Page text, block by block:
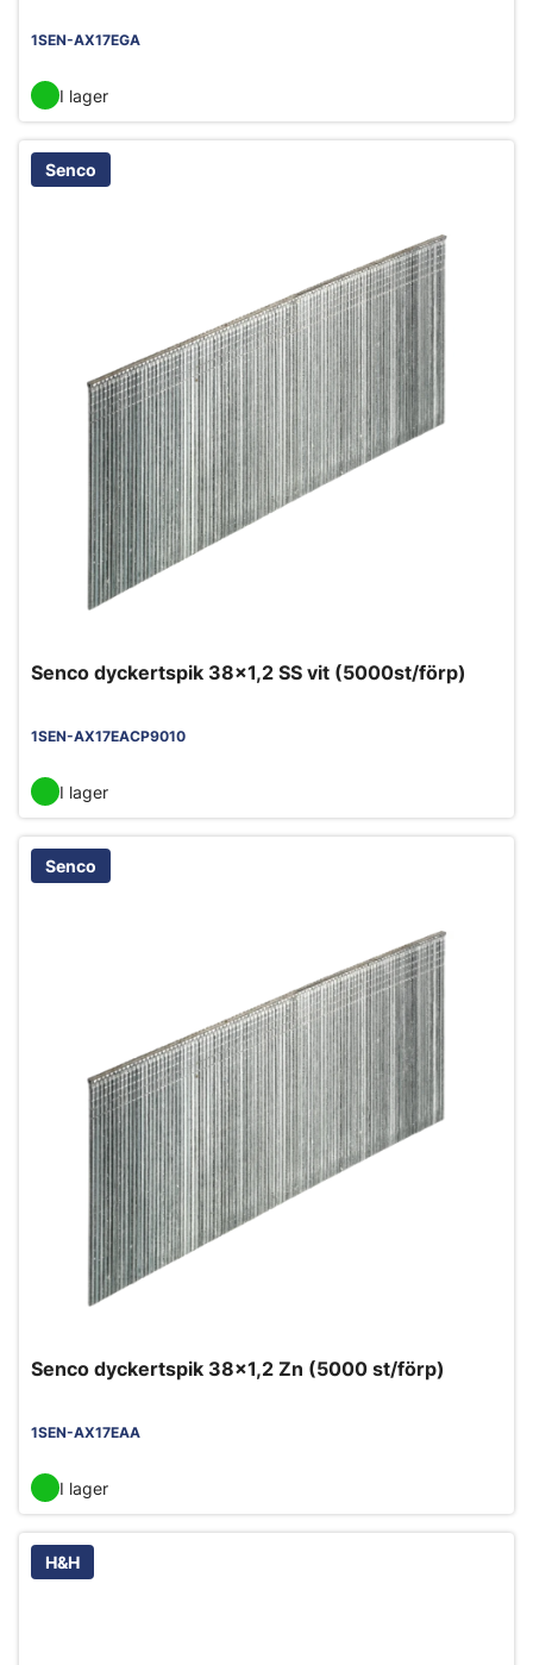
1SEN-AX17EGA
I lager
Senco
Senco dyckertspik 38x1,2 SS vit (5000st/förp)
1SEN-AX17EACP9010
I lager
Senco
Senco dyckertspik 38x1,2 Zn (5000 st/förp)
1SEN-AX17EAA
I lager
H&H